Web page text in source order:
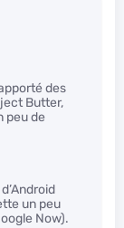
des
Butter,
peu de
un peu
Now).